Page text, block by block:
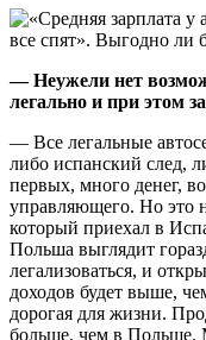
— Неужели нет
легально и при этом
— Все легальные
либо испанский след,
первых, много денег,
управляющего. Но это
который приехал в
Польша выглядит
легализоваться, и
доходов будет выше,
дорогая для жизни.
больше, чем в Польше.